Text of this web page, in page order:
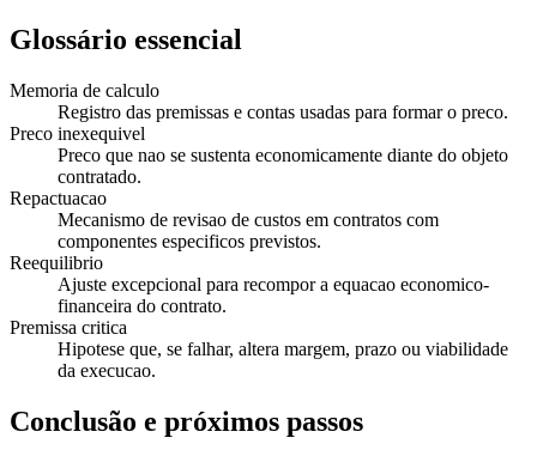
Glossário essencial
Memoria de calculo
Registro das premissas e contas usadas para formar o preco.
Preco inexequivel
Preco que nao se sustenta economicamente diante do objeto
contratado.
Repactuacao
Mecanismo de revisao de custos em contratos com
componentes especificos previstos.
Reequilibrio
Ajuste excepcional para recompor a equacao economico-
financeira do contrato.
Premissa critica
Hipotese que, se falhar, altera margem, prazo ou viabilidade
da execucao.
Conclusão e próximos passos